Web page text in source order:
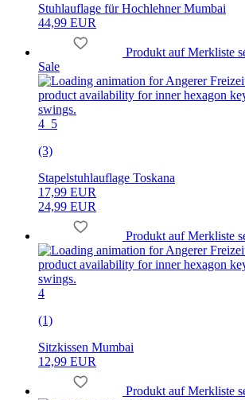
Stuhlauflage für Hochlehner Mumbai
44,99 EUR
Produkt auf Merkliste
Sale
4_5
(3)
Stapelstuhlauflage Toskana
17,99 EUR
24,99 EUR
Produkt auf Merkliste
4
(1)
Sitzkissen Mumbai
12,99 EUR
Produkt auf Merkliste